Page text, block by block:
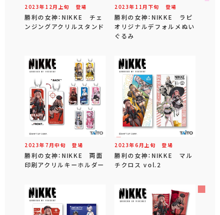
2023年 12 月 上旬 登場
勝利の女神：NIKKE チェ
ンジングアクリルスタンド
2023年 11 月 下旬 登場
勝利の女神：NIKKE ラピ
オリジナルデフォルメぬい
ぐるみ
2023年 7 月中旬 登場
勝利の女神：NIKKE 両面
印刷アクリルキーホルダー
2023年6 月 上旬 登場
勝利の女神：NIKKE マル
チクロス vol.2